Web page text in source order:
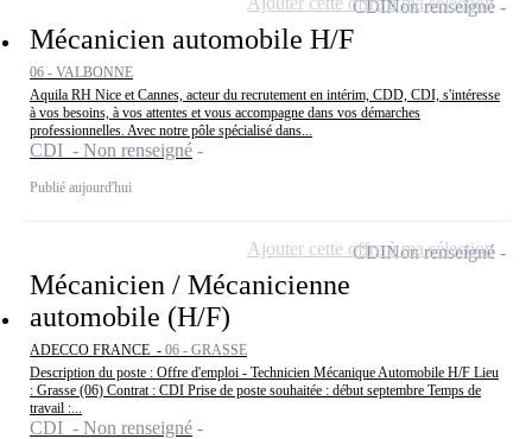
Mécanicien automobile H/F
06 - VALBONNE
Aquila RH Nice et Cannes, acteur du recrutement en intérim, CDD, CDI, s'intéresse
à vos besoins, à vos attentes et vous accompagne dans vos démarches
professionnelles. Avec notre pôle spécialisé dans...
CDI - Non renseigné
Publié aujourd'hui
CDINon renseigné
Mécanicien / Mécanicienne
automobile (H/F)
ADECCO FRANCE - 06 - GRASSE
Description du poste : Offre d'emploi - Technicien Mécanique Automobile H/F Lieu
: Grasse (06) Contrat : CDI Prise de poste souhaitée : début septembre Temps de
travail :...
CDI - Non renseigné
CDINon renseigné
Ajouter cette offre à ma sélection